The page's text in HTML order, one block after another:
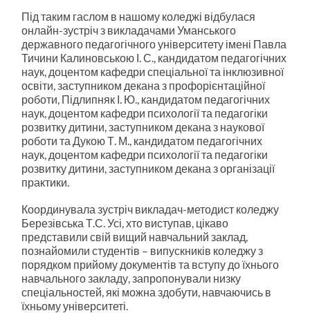
Під таким гаслом в нашому коледжі відбулася
онлайн-зустріч з викладачами Уманського
державного педагогічного університету імені Павла
Тичини Калиновською І. С., кандидатом педагогічних
наук, доцентом кафедри спеціальної та інклюзивної
освіти, заступником декана з профорієнтаційної
роботи, Підлипняк І. Ю., кандидатом педагогічних
наук, доцентом кафедри психології та педагогіки
розвитку дитини, заступником декана з наукової
роботи та Дукою Т. М., кандидатом педагогічних
наук, доцентом кафедри психології та педагогіки
розвитку дитини, заступником декана з організації
практики.
Координувала зустріч викладач-методист коледжу
Березівська Т.С. Усі, хто виступав, цікаво
представили свій вищий навчальний заклад,
познайомили студентів – випускників коледжу з
порядком прийому документів та вступу до їхнього
навчального закладу, запропонували низку
спеціальностей, які можна здобути, навчаючись в
їхньому університеті.